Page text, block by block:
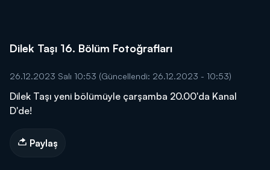
Dilek Taşı 16. Bölüm Fotoğrafları
26.12.2023 Salı 10:53 (Güncellendi: 26.12.2023 - 10:53)
Dilek Taşı yeni bölümüyle çarşamba 20.00'da Kanal
D'de!
Paylaş